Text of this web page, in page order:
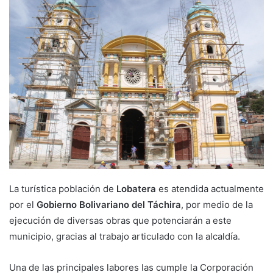
La turística población de Lobatera es atendida actualmente
por el Gobierno Bolivariano del Táchira, por medio de la
ejecución de diversas obras que potenciarán a este
municipio, gracias al trabajo articulado con la alcaldía.
Una de las principales labores las cumple la Corporación